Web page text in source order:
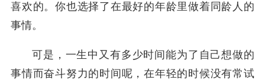
喜欢的。你也选择了在最好的年龄里做着同龄人的
事情。
可是，一生中又有多少时间能为了自己想做的
事情而奋斗努力的时间呢，在年轻的时候没有常试